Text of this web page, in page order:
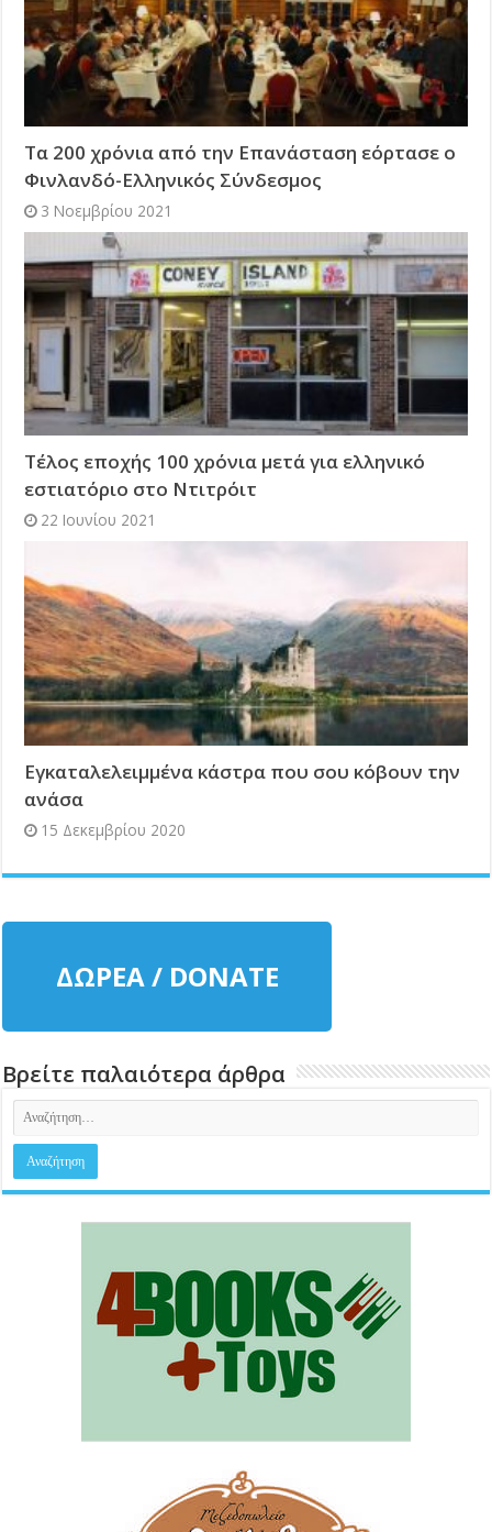
Τα 200 χρόνια από την Επανάσταση εόρτασε ο
Φινλανδό-Ελληνικός Σύνδεσμος
3 Νοεμβρίου 2021
Τέλος εποχής 100 χρόνια μετά για ελληνικό
εστιατόριο στο Ντιτρόιτ
22 Ιουνίου 2021
Εγκαταλελειμμένα κάστρα που σου κόβουν την
ανάσα
15 Δεκεμβρίου 2020
ΔΩΡΕΑ / DONATE
Βρείτε παλαιότερα άρθρα